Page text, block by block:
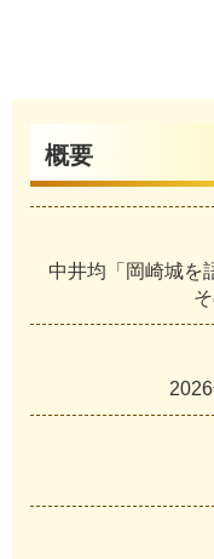
概要
中井均「岡崎城を